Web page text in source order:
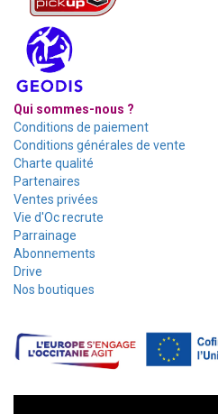
Qui sommes-nous ?
Conditions de paiement
Conditions générales de vente
Charte qualité
Partenaires
Ventes privées
Vie d'Oc recrute
Parrainage
Abonnements
Drive
Nos boutiques